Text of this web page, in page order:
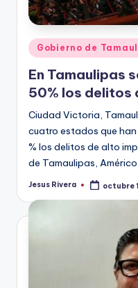
Publicado
en
Gobierno de
En Tamaulipas
50% los delitos
Ciudad Victoria,
cuatro estados que
% los delitos de alto
de Tamaulipas,
Publicado
Jesus Rivera octubre